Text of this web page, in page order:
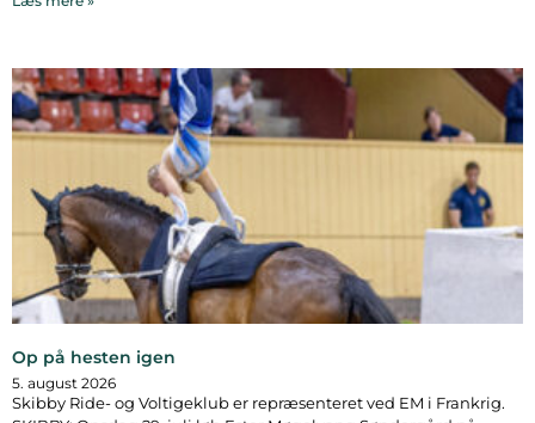
Op på hesten igen
5. august 2026
Skibby Ride- og Voltigeklub er repræsenteret ved EM i Frankrig.